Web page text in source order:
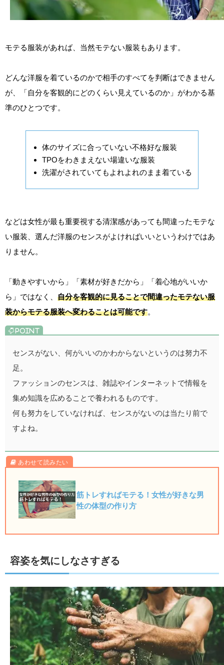
モテる服装があれば、当然モテない服装もあります。
どんな洋服を着ているのかで相手のすべてを判断はできません
が、「自分を客観的にどのくらい見えているのか」がわかる基
準のひとつです。
体のサイズに合っていない不格好な服装
TPOをわきまえない場違いな服装
洗濯がされていてもよれよれのまま着ている
などは女性が最も重要視する清潔感があっても間違ったモテな
い服装、選んだ洋服のセンスがよければいいというわけではあ
りません。
「動きやすいから」「素材が好きだから」「着心地がいいか
ら」ではなく、 自分を客観的に見ることで間違ったモテない服
装からモテる服装へ変わることは可能です。
センスがない、何がいいのかわからないというのは努力不
足。
ファッションのセンスは、雑誌やインターネットで情報を
集め知識を広めることで養われるものです。
何も努力をしていなければ、センスがないのは当たり前で
すよね。
筋トレすればモテる！女性が好きな男
性の体型の作り方
容姿を気にしなさすぎる